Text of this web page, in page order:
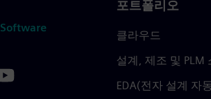
포트폴리오
클라우드
설계, 제조 및 PLM
EDA(전자 설계 자